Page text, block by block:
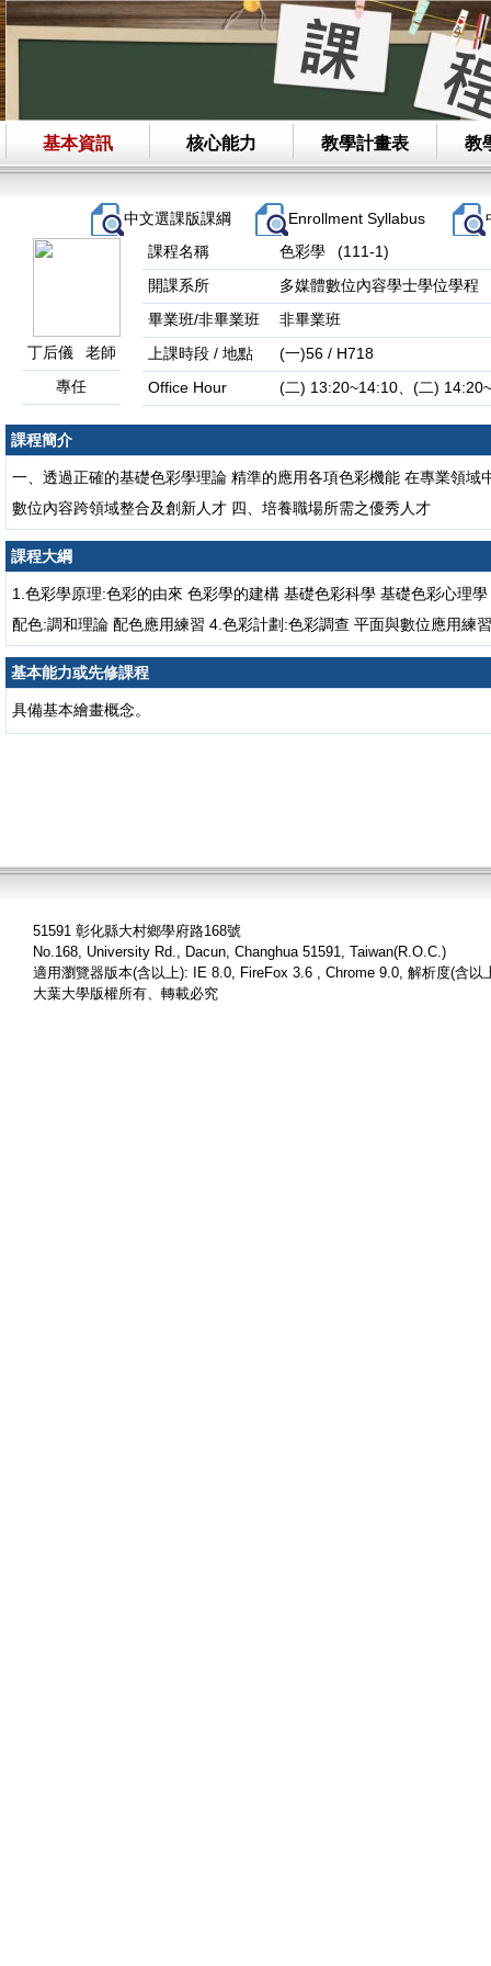
基本資訊 核心能力 教學計畫表 教
Enrollment Syllabus
中文選課版課綱
丁后儀 老師
專任
課程名稱
色彩學 (111-1)
開課系所
多媒體數位內容學士學位學程
畢業班/非畢業班
非畢業班
上課時段 / 地點
(一)56 / H718
Office Hour
課程簡介
一、透過正確的基礎色彩學理論 精準的應用各項色彩機能 在專業領
數位內容跨領域整合及創新人才 四、培養職場所需之優秀人才
課程大綱
1.色彩學原理:色彩的由來 色彩學的建構 基礎色彩科學 基礎色彩心理
配色:調和理論 配色應用練習 4.色彩計劃:色彩調查 平面與數位應用練
基本能力或先修課程
具備基本繪畫概念。
51591 彰化縣大村鄉學府路168號
No.168, University Rd., Dacun, Changhua 51591, Taiwan(R.O.C.)
適用瀏覽器版本(含以上): IE 8.0, FireFox 3.6 , Chrome 9.0, 解析度(含以
大葉大學版權所有、轉載必究